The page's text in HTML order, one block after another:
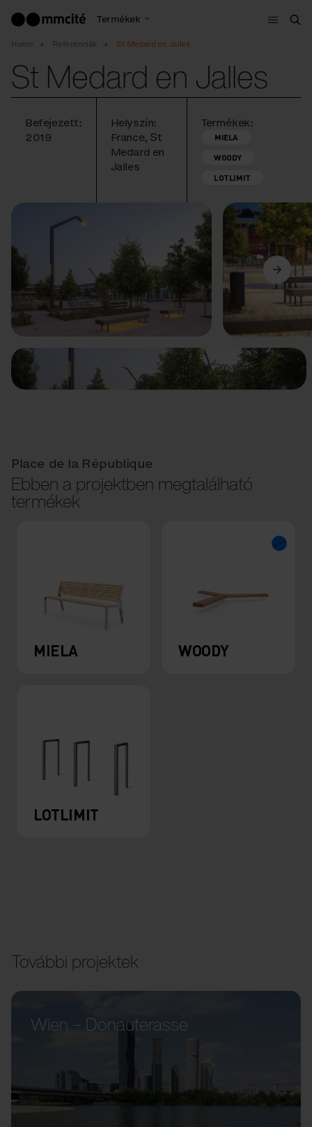
Termékek
Menü
Home Referenciák St Medard en Jalles
St Medard en Jalles
Befejezett:
2019
Helyszín:
France, St
Medard en
Jalles
Termékek:
MIELA
WOODY
LOTLIMIT
Előző Következő
Place de la République
Ebben a projektben megtalálható
termékek
MIELA WOODY
LOTLIMIT
További projektek
Wien – Donauterasse